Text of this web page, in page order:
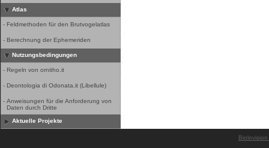
Atlas
- Feldmethoden für den Brutvogelatlas
- Berechnung der Ephemeriden
Nutzungsbedingungen
- Regeln von ornitho.it
- Deontologia di Odonata.it (Libellule)
- Anweisungen für die Anforderung von
Daten durch Dritte
Aktuelle Projekte
Biolovision